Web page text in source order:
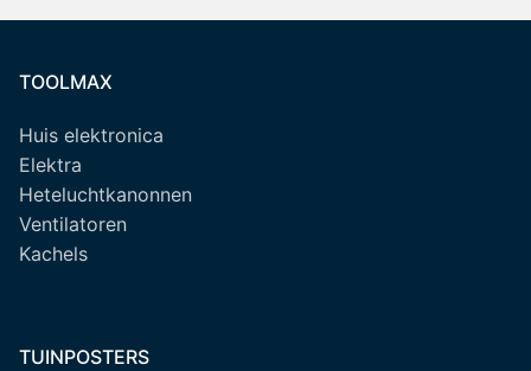
TOOLMAX
Huis elektronica
Elektra
Heteluchtkanonnen
Ventilatoren
Kachels
TUINPOSTERS